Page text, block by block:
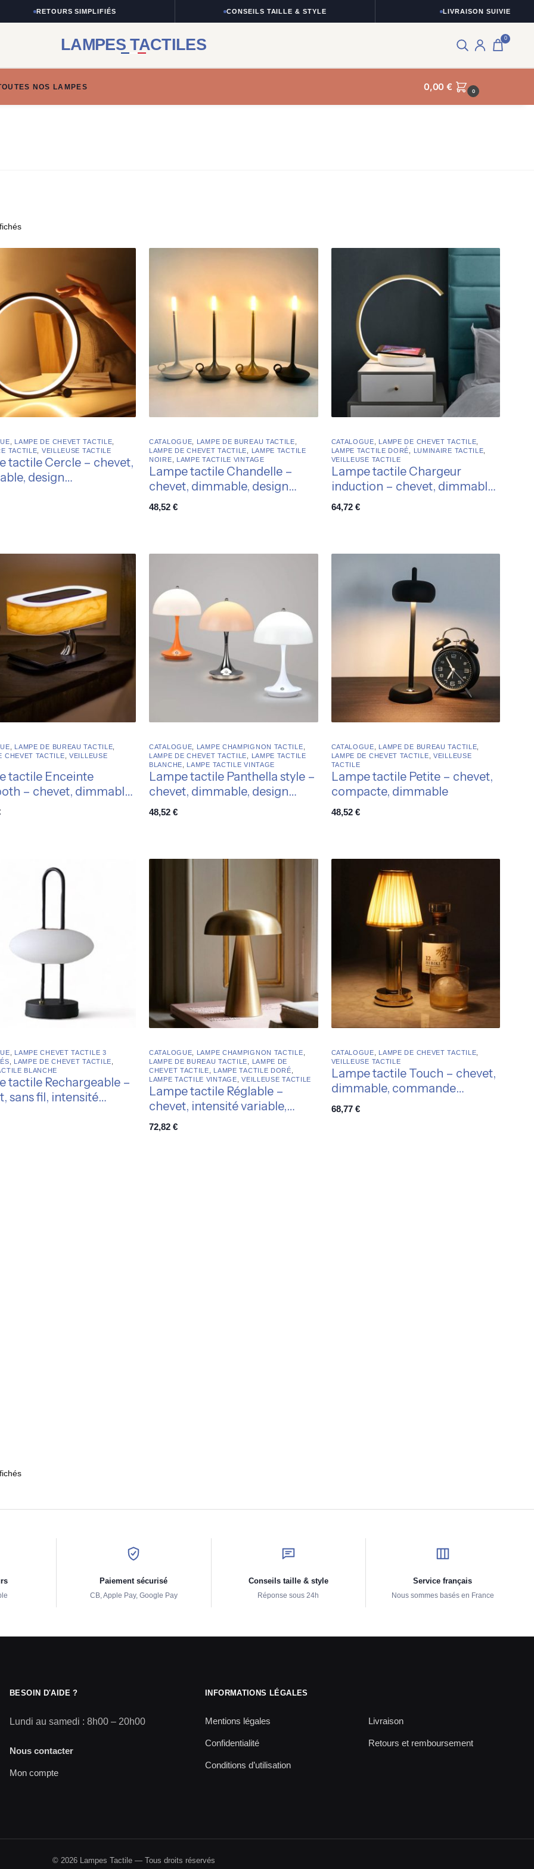
RETOURS SIMPLIFIÉS CONSEILS TAILLE & STYLE LIVRAISON SUIVIE
LAMPES TACTILES 0
NOS LAMPES 0,00€ 0
LAMPE DE CHEVET TACTILE
TACTILE
VEILLEUSE TACTILE
tactile Cercle – chevet,
design
CATALOGUE LAMPE DE BUREAU TACTILE
LAMPE DE CHEVET TACTILE
LAMPE TACTILE
NOIRE
LAMPE TACTILE VINTAGE
Lampe tactile Chandelle –
chevet, dimmable, design
épuré
48,52 €
CATALOGUE LAMPE DE CHEVET TACTILE
LAMPE TACTILE DORÉ
LUMINAIRE TACTILE
VEILLEUSE TACTILE
Lampe tactile Chargeur
induction – chevet, dimmable,
multifonction
64,72 €
LAMPE DE BUREAU TACTILE
CHEVET TACTILE ,VEILLEUSE
tactile Enceinte
– chevet, dimmable,
CATALOGUE LAMPE CHAMPIGNON TACTILE
LAMPE DE CHEVET TACTILE
LAMPE TACTILE
BLANCHE
LAMPE TACTILE VINTAGE
Lampe tactile Panthella style –
chevet, dimmable, design
iconique
48,52 €
CATALOGUE LAMPE DE BUREAU TACTILE
LAMPE DE CHEVET TACTILE ,VEILLEUSE
TACTILE
Lampe tactile Petite – chevet,
compacte, dimmable
48,52 €
LAMPE CHEVET TACTILE 3
LAMPE DE CHEVET TACTILE
BLANCHE
tactile Rechargeable –
sans fil, intensité
CATALOGUE LAMPE CHAMPIGNON TACTILE
LAMPE DE BUREAU TACTILE
LAMPE DE
CHEVET TACTILE
LAMPE TACTILE DORÉ
LAMPE TACTILE VINTAGE ,VEILLEUSE TACTILE
Lampe tactile Réglable –
chevet, intensité variable,
polyvalente
72,82 €
CATALOGUE LAMPE DE CHEVET TACTILE
VEILLEUSE TACTILE
Lampe tactile Touch – chevet,
dimmable, commande
intuitive
68,77 €
Paiement sécurisé
CB, Apple Pay, Google Pay
Conseils taille & style
Réponse sous 24h
Service français
Nous sommes basés en France
BESOIN D'AIDE ?
Lundi au samedi : 8h00 – 20h00
Nous contacter
Mon compte
INFORMATIONS LÉGALES
Mentions légales
Confidentialité
Conditions d’utilisation
Livraison
Retours et remboursement
© 2026 Lampes Tactile — Tous droits réservés